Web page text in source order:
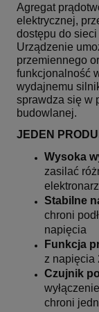
Agregat
elektrycznej,
dostępu do
Urządzenie
przemiennego
funkcjonalność
wydajnemu
sprawdza się w
budowlanej.
JEDEN
Wysoka
zasilać
Stabilne
chroni
napięcia
Funkcja
z napięcia
Czujnik
chroni